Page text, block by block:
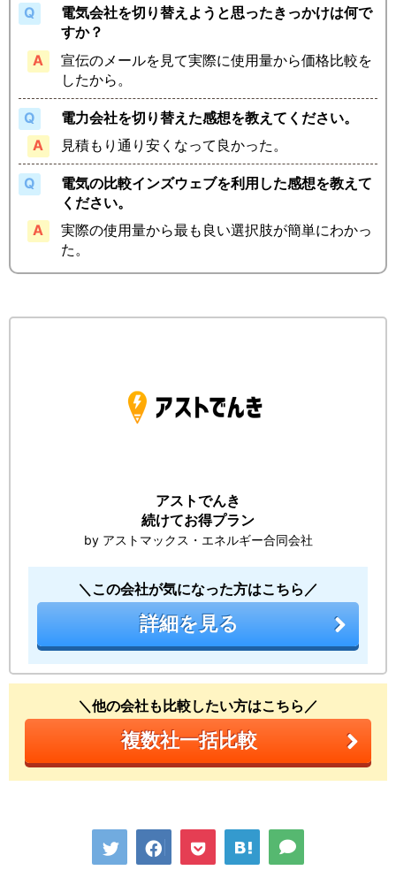
電気会社を切り替えようと思ったきっかけは何で
すか？
宣伝のメールを見て実際に使用量から価格比較を
したから。
電力会社を切り替えた感想を教えてください。
見積もり通り安くなって良かった。
電気の比較インズウェブを利用した感想を教えて
ください。
実際の使用量から最も良い選択肢が簡単にわかっ
た。
アストでんき
続けてお得プラン
by アストマックス・エネルギー合同会社
＼この会社が気になった方はこちら／
詳細を見る
＼他の会社も比較したい方はこちら／
複数社一括比較